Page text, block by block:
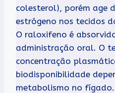
colesterol), porém age
estrógeno nos tecidos
O raloxifeno é
administração oral. O
concentração
biodisponibilidade
metabolismo no fígado.